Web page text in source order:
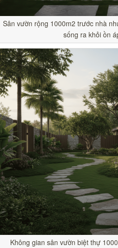
Sân vườn rộng 1000m2 trước nhà
sống ra khỏi ồn
Không gian sân vườn biệt thự